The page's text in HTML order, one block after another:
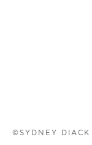
©SYDNEY DIACK